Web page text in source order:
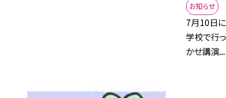
お知らせ
7月10日
学校で行
かせ講演...